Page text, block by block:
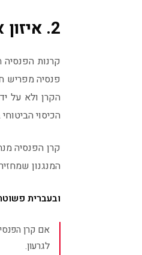
2. איזון אקטוארי
קרנות
פנסיה מפריש
הקרן ולא על
הכיסוי
קרן הפנסיה
המנגנון
ובעברית
אם קרן
לגרעון.